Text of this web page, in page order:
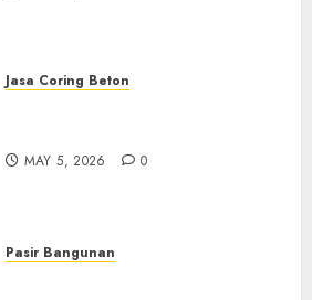
Jasa Coring Beton
MAY 5, 2026 0
Pasir Bangunan